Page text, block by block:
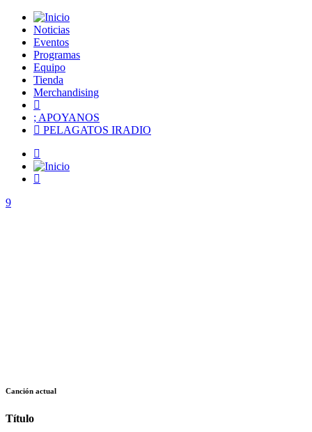
Noticias
Eventos
Programas
Equipo
Tienda
Merchandising
APOYANOS
PELAGATOS IRADIO
Canción actual
Título